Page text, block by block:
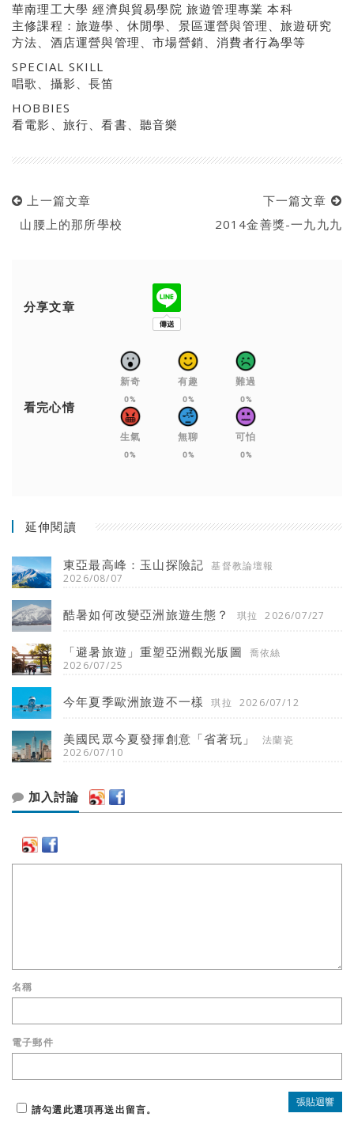
華南理工大學 經濟與貿易學院 旅遊管理專業 本科
主修課程：旅遊學、休閒學、景區運營與管理、旅遊研究
方法、酒店運營與管理、市場營銷、消費者行為學等
SPECIAL SKILL
唱歌、攝影、長笛
HOBBIES
看電影、旅行、看書、聽音樂
上一篇文章
山腰上的那所學校
下一篇文章
2014金善獎-一九九九
分享文章
看完心情
新奇
0%
有趣
0%
難過
0%
生氣
0%
無聊
0%
可怕
0%
延伸閱讀
東亞最高峰：玉山探險記
基督教論壇報
2026/08/07
酷暑如何改變亞洲旅遊生態？ 琪拉 2026/07/27
「避暑旅遊」重塑亞洲觀光版圖
喬依絲
2026/07/25
今年夏季歐洲旅遊不一樣 琪拉 2026/07/12
美國民眾今夏發揮創意「省著玩」
法蘭瓷
2026/07/10
加入討論
名稱
電子郵件
請勾選此選項再送出留言。